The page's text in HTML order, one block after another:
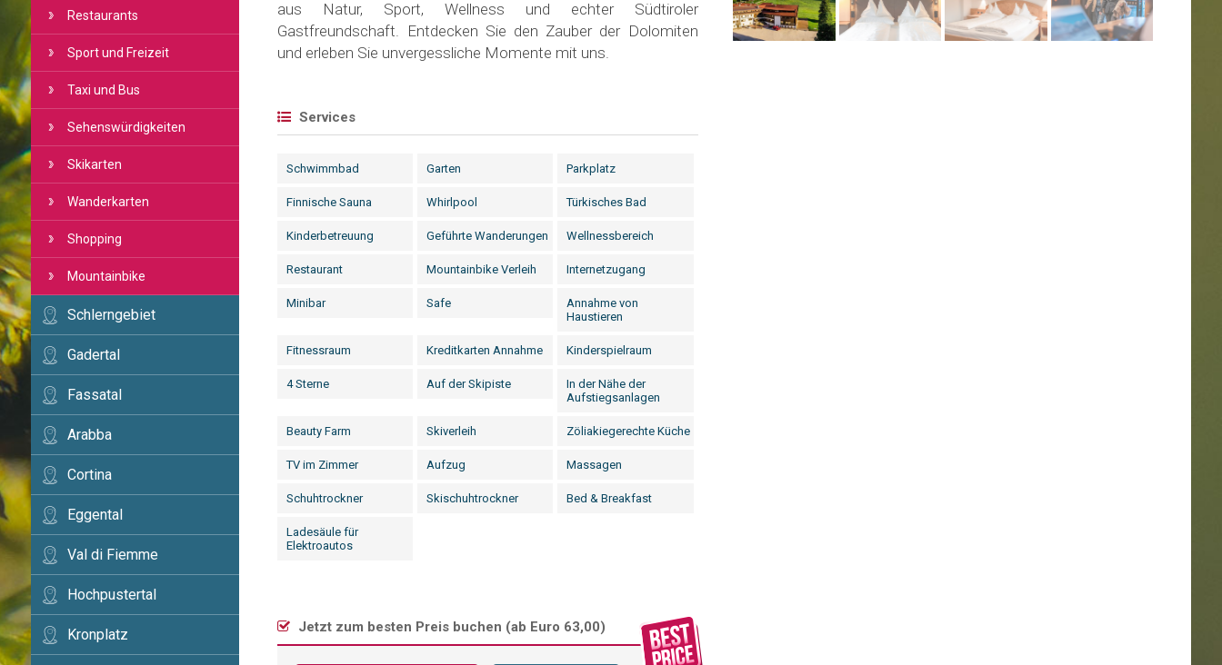
Restaurants
Sport und Freizeit
Taxi und Bus
Sehenswürdigkeiten
Skikarten
Wanderkarten
Shopping
Mountainbike
Schlerngebiet
Gadertal
Fassatal
Arabba
Cortina
Eggental
Val di Fiemme
Hochpustertal
Kronplatz
aus Natur, Sport, Wellness und echter Südtiroler
Gastfreundschaft. Entdecken Sie den Zauber der Dolomiten
und erleben Sie unvergessliche Momente mit uns.
Services
Schwimmbad Garten Parkplatz
Finnische Sauna Whirlpool Türkisches Bad
Kinderbetreuung Geführte Wanderungen Wellnessbereich
Restaurant Mountainbike Verleih Internetzugang
Minibar Safe
Annahme von
Haustieren
Fitnessraum Kreditkarten Annahme Kinderspielraum
4 Sterne Auf der Skipiste
In der Nähe der
Aufstiegsanlagen
Beauty Farm Skiverleih Zöliakiegerechte Küche
TV im Zimmer Aufzug Massagen
Schuhtrockner Skischuhtrockner Bed & Breakfast
Ladesäule für
Elektroautos
Jetzt zum besten Preis buchen (ab Euro 63,00)